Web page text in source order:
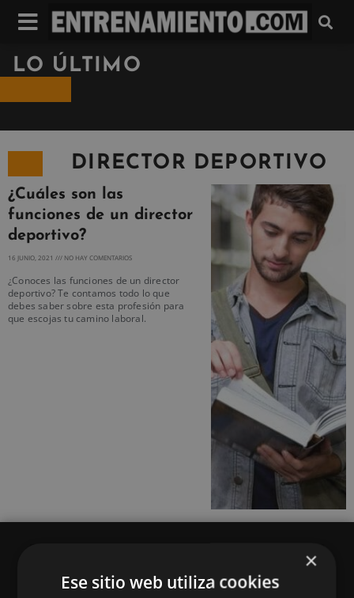
LO ÚLTIMO
DIRECTOR DEPORTIVO
¿Cuáles son las
funciones de un director
deportivo?
16 JUNIO, 2021 NO HAY COMENTARIOS
¿Conoces las funciones de un director
deportivo? Te contamos todo lo que
debes saber sobre esta profesión para
que escojas tu camino laboral.
×
Ese sitio web utiliza cookies